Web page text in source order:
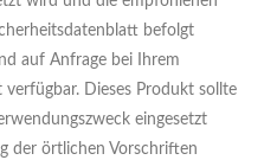
befolgt
auf Anfrage bei Ihrem
Dieses Produkt sollte
eingesetzt
der örtlichen Vorschriften